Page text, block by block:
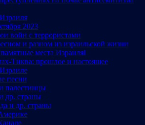
2023
войн с террористами
и разном из израильской жизни
места Израиляl
Тиква: прошлое и настоящее
песни
палестинцы
др. страны
и др. страны